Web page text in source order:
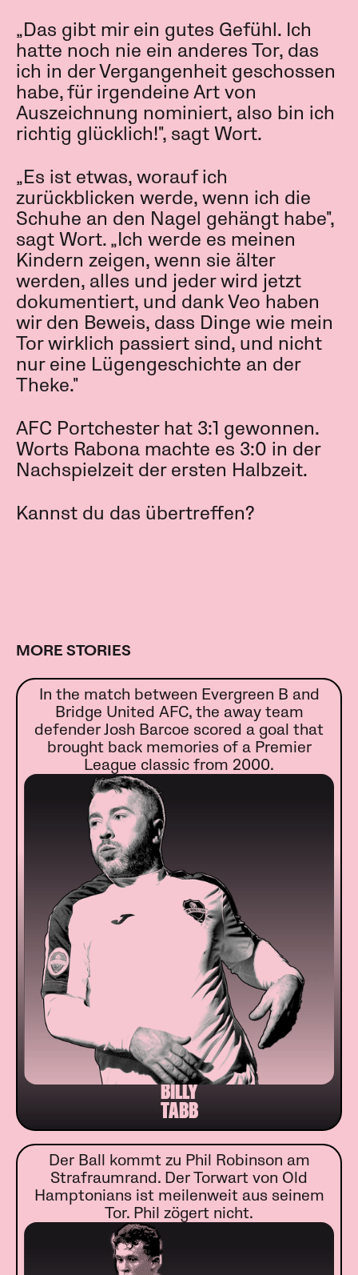
„Das gibt mir ein gutes Gefühl. Ich
hatte noch nie ein anderes Tor, das
ich in der Vergangenheit geschossen
habe, für irgendeine Art von
Auszeichnung nominiert, also bin ich
richtig glücklich!", sagt Wort.
„Es ist etwas, worauf ich
zurückblicken werde, wenn ich die
Schuhe an den Nagel gehängt habe",
sagt Wort. „Ich werde es meinen
Kindern zeigen, wenn sie älter
werden, alles und jeder wird jetzt
dokumentiert, und dank Veo haben
wir den Beweis, dass Dinge wie mein
Tor wirklich passiert sind, und nicht
nur eine Lügengeschichte an der
Theke."
AFC Portchester hat 3:1 gewonnen.
Worts Rabona machte es 3:0 in der
Nachspielzeit der ersten Halbzeit.
Kannst du das übertreffen?
MORE STORIES
In the match between Evergreen B and
Bridge United AFC, the away team
defender Josh Barcoe scored a goal that
brought back memories of a Premier
League classic from 2000.
BILLY
TABB
Der Ball kommt zu Phil Robinson am
Strafraumrand. Der Torwart von Old
Hamptonians ist meilenweit aus seinem
Tor. Phil zögert nicht.